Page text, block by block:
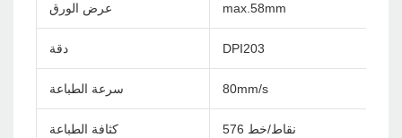
عرض الورق max.58mm
دقة DPI203
سرعة الطباعة 80mm/s
كثافة الطباعة 576 نقاط/خط